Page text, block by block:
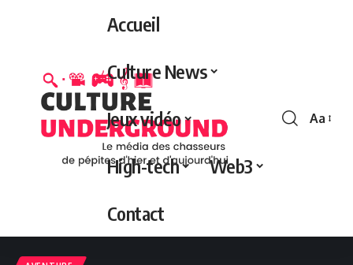
Accueil
Culture News
Jeux vidéo
High-tech
Web3
Contact
Aa